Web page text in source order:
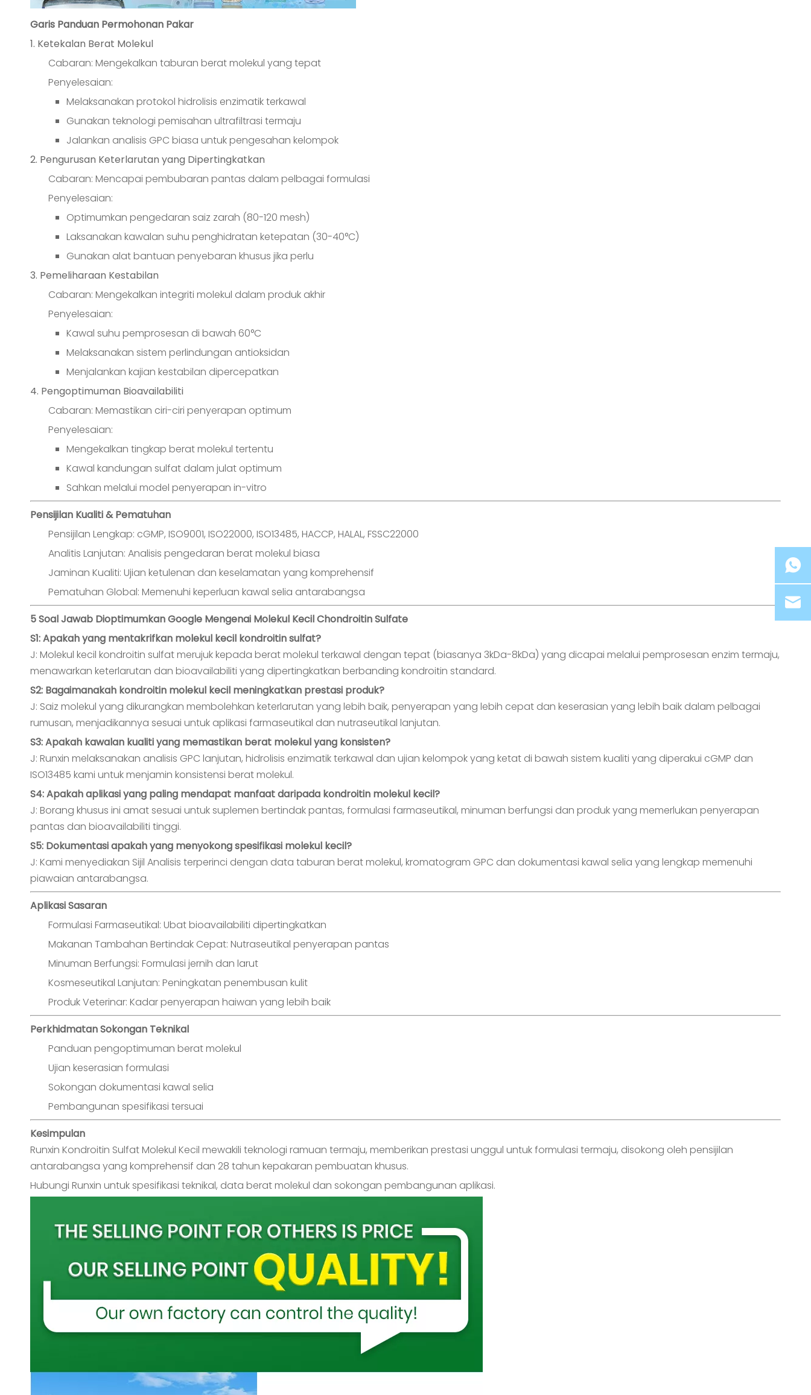
Garis Panduan Permohonan Pakar
1. Ketekalan Berat Molekul
Cabaran: Mengekalkan taburan berat molekul yang tepat
Penyelesaian:
Melaksanakan protokol hidrolisis enzimatik terkawal
Gunakan teknologi pemisahan ultrafiltrasi termaju
Jalankan analisis GPC biasa untuk pengesahan kelompok
2. Pengurusan Keterlarutan yang Dipertingkatkan
Cabaran: Mencapai pembubaran pantas dalam pelbagai formulasi
Penyelesaian:
Optimumkan pengedaran saiz zarah (80-120 mesh)
Laksanakan kawalan suhu penghidratan ketepatan (30-40°C)
Gunakan alat bantuan penyebaran khusus jika perlu
3. Pemeliharaan Kestabilan
Cabaran: Mengekalkan integriti molekul dalam produk akhir
Penyelesaian:
Kawal suhu pemprosesan di bawah 60°C
Melaksanakan sistem perlindungan antioksidan
Menjalankan kajian kestabilan dipercepatkan
4. Pengoptimuman Bioavailabiliti
Cabaran: Memastikan ciri-ciri penyerapan optimum
Penyelesaian:
Mengekalkan tingkap berat molekul tertentu
Kawal kandungan sulfat dalam julat optimum
Sahkan melalui model penyerapan in-vitro
Pensijilan Kualiti & Pematuhan
Pensijilan Lengkap: cGMP, ISO9001, ISO22000, ISO13485, HACCP, HALAL, FSSC22000
Analitis Lanjutan: Analisis pengedaran berat molekul biasa
Jaminan Kualiti: Ujian ketulenan dan keselamatan yang komprehensif
Pematuhan Global: Memenuhi keperluan kawal selia antarabangsa
5 Soal Jawab Dioptimumkan Google Mengenai Molekul Kecil Chondroitin Sulfate
S1: Apakah yang mentakrifkan molekul kecil kondroitin sulfat?
J: Molekul kecil kondroitin sulfat merujuk kepada berat molekul terkawal dengan tepat (biasanya 3kDa-8kDa) yang dicapai melalui pemprosesan enzim termaju,
menawarkan keterlarutan dan bioavailabiliti yang dipertingkatkan berbanding kondroitin standard.
S2: Bagaimanakah kondroitin molekul kecil meningkatkan prestasi produk?
J: Saiz molekul yang dikurangkan membolehkan keterlarutan yang lebih baik, penyerapan yang lebih cepat dan keserasian yang lebih baik dalam pelbagai
rumusan, menjadikannya sesuai untuk aplikasi farmaseutikal dan nutraseutikal lanjutan.
S3: Apakah kawalan kualiti yang memastikan berat molekul yang konsisten?
J: Runxin melaksanakan analisis GPC lanjutan, hidrolisis enzimatik terkawal dan ujian kelompok yang ketat di bawah sistem kualiti yang diperakui cGMP dan
ISO13485 kami untuk menjamin konsistensi berat molekul.
S4: Apakah aplikasi yang paling mendapat manfaat daripada kondroitin molekul kecil?
J: Borang khusus ini amat sesuai untuk suplemen bertindak pantas, formulasi farmaseutikal, minuman berfungsi dan produk yang memerlukan penyerapan
pantas dan bioavailabiliti tinggi.
S5: Dokumentasi apakah yang menyokong spesifikasi molekul kecil?
J: Kami menyediakan Sijil Analisis terperinci dengan data taburan berat molekul, kromatogram GPC dan dokumentasi kawal selia yang lengkap memenuhi
piawaian antarabangsa.
Aplikasi Sasaran
Formulasi Farmaseutikal: Ubat bioavailabiliti dipertingkatkan
Makanan Tambahan Bertindak Cepat: Nutraseutikal penyerapan pantas
Minuman Berfungsi: Formulasi jernih dan larut
Kosmeseutikal Lanjutan: Peningkatan penembusan kulit
Produk Veterinar: Kadar penyerapan haiwan yang lebih baik
Perkhidmatan Sokongan Teknikal
Panduan pengoptimuman berat molekul
Ujian keserasian formulasi
Sokongan dokumentasi kawal selia
Pembangunan spesifikasi tersuai
Kesimpulan
Runxin Kondroitin Sulfat Molekul Kecil mewakili teknologi ramuan termaju, memberikan prestasi unggul untuk formulasi termaju, disokong oleh pensijilan
antarabangsa yang komprehensif dan 28 tahun kepakaran pembuatan khusus.
Hubungi Runxin untuk spesifikasi teknikal, data berat molekul dan sokongan pembangunan aplikasi.